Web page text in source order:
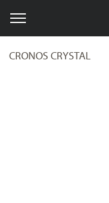
CRONOS CRYSTAL